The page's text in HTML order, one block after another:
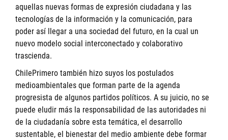
aquellas nuevas formas de expresión ciudadana y las
tecnologías de la información y la comunicación, para
poder así llegar a una sociedad del futuro, en la cual un
nuevo modelo social interconectado y colaborativo
trascienda.
ChilePrimero también hizo suyos los postulados
medioambientales que forman parte de la agenda
progresista de algunos partidos políticos. A su juicio, no se
puede eludir más la responsabilidad de las autoridades ni
de la ciudadanía sobre esta temática, el desarrollo
sustentable, el bienestar del medio ambiente debe formar